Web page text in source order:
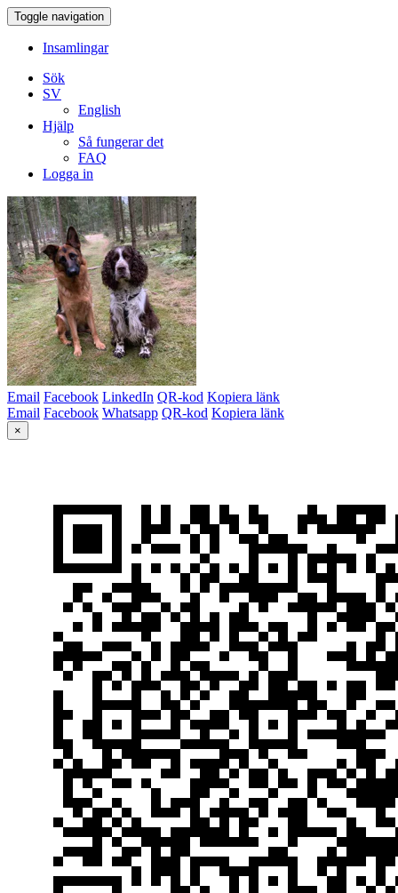
Toggle navigation
Insamlingar
Sök
SV
English
Hjälp
Så fungerar det
FAQ
Logga in
Email Facebook LinkedIn QR-kod Kopiera länk
Email Facebook Whatsapp QR-kod Kopiera länk
×